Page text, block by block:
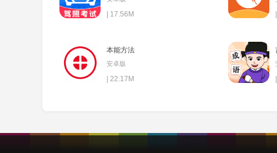
| 17.56M
本能方法
安卓版
| 22.17M